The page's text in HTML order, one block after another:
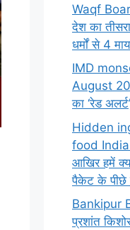
Waqf
देश का
धर्मों से 4
IMD
August
का ‘रेड
Hidden
food
आखिर हमें
पैकेट के पीछे
Bankipur
प्रशांत